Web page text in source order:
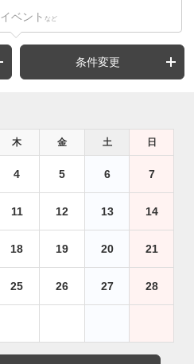
ベント など
条件変更
木 金 土 日
4 5 6 7
11 12 13 14
18 19 20 21
25 26 27 28